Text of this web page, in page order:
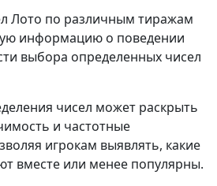
Лото по различным тиражам
информацию о поведении
выбора определенных чисел
чисел может раскрыть
и частотные
игрокам выявлять, какие
вместе или менее популярны.